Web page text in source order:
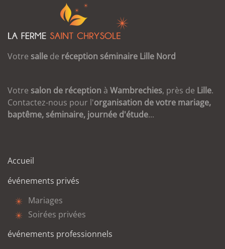
Votre salle de réception séminaire Lille Nord
Votre salon de réception à Wambrechies, près de Lille.
Contactez-nous pour l'organisation de votre mariage,
baptême, séminaire, journée d'étude...
Accueil
événements privés
Mariages
Soirées privées
événements professionnels